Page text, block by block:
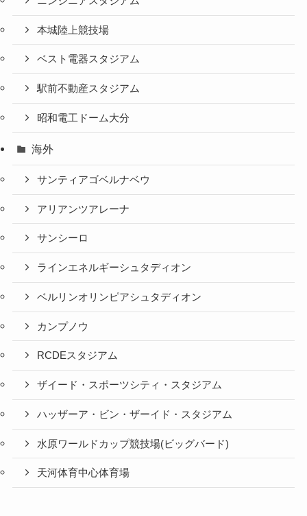
本城陸上競技場
ベスト電器スタジアム
駅前不動産スタジアム
昭和電工ドーム大分
海外
サンティアゴベルナベウ
アリアンツアレーナ
サンシーロ
ラインエネルギーシュタディオン
ベルリンオリンピアシュタディオン
カンプノウ
RCDEスタジアム
ザイード・スポーツシティ・スタジアム
ハッザーア・ビン・ザーイド・スタジアム
水原ワールドカップ競技場(ビッグバード)
天河体育中心体育場